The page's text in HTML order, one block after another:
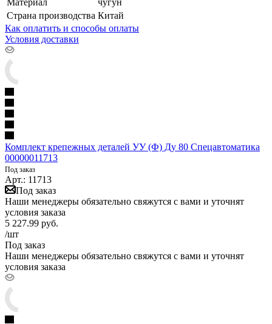
Страна производства Китай
Как оплатить и способы оплаты
Условия доставки
Комплект крепежных деталей УУ (Ф) Ду 80 Спецавтоматика
00000011713
Под заказ
Арт.: 11713
Под заказ
Наши менеджеры обязательно свяжутся с вами и уточнят
условия заказа
5 227.99 руб.
/шт
Под заказ
Наши менеджеры обязательно свяжутся с вами и уточнят
условия заказа